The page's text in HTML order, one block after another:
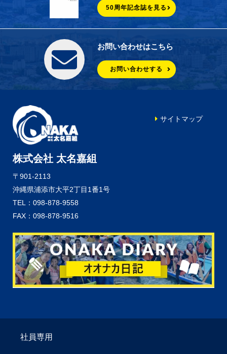
50周年記念誌を見る
お問い合わせはこちら
お問い合わせする
株式会社 太名嘉組
〒901-2113
沖縄県浦添市大平2丁目1番1号
TEL：098-878-9558
FAX：098-878-9516
サイトマップ
社員専用